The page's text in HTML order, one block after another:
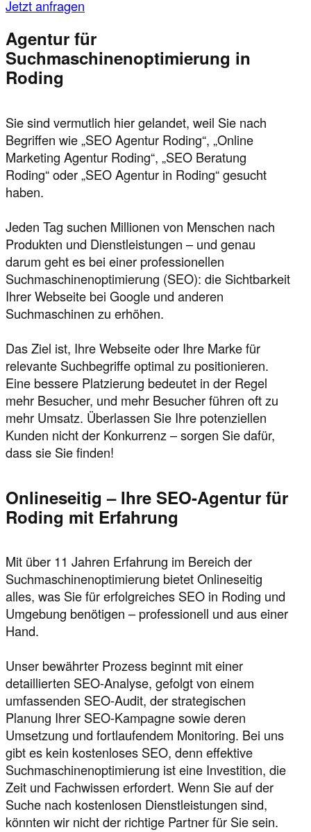
Jetzt anfragen
Agentur für
Suchmaschinenoptimierung in
Roding
Sie sind vermutlich hier gelandet, weil Sie nach
Begriffen wie „SEO Agentur Roding“, „Online
Marketing Agentur Roding“, „SEO Beratung
Roding“ oder „SEO Agentur in Roding“ gesucht
haben.
Jeden Tag suchen Millionen von Menschen nach
Produkten und Dienstleistungen – und genau
darum geht es bei einer professionellen
Suchmaschinenoptimierung (SEO): die Sichtbarkeit
Ihrer Webseite bei Google und anderen
Suchmaschinen zu erhöhen.
Das Ziel ist, Ihre Webseite oder Ihre Marke für
relevante Suchbegriffe optimal zu positionieren.
Eine bessere Platzierung bedeutet in der Regel
mehr Besucher, und mehr Besucher führen oft zu
mehr Umsatz. Überlassen Sie Ihre potenziellen
Kunden nicht der Konkurrenz – sorgen Sie dafür,
dass sie Sie finden!
Onlineseitig – Ihre SEO-Agentur für
Roding mit Erfahrung
Mit über 11 Jahren Erfahrung im Bereich der
Suchmaschinenoptimierung bietet Onlineseitig
alles, was Sie für erfolgreiches SEO in Roding und
Umgebung benötigen – professionell und aus einer
Hand.
Unser bewährter Prozess beginnt mit einer
detaillierten SEO-Analyse, gefolgt von einem
umfassenden SEO-Audit, der strategischen
Planung Ihrer SEO-Kampagne sowie deren
Umsetzung und fortlaufendem Monitoring. Bei uns
gibt es kein kostenloses SEO, denn effektive
Suchmaschinenoptimierung ist eine Investition, die
Zeit und Fachwissen erfordert. Wenn Sie auf der
Suche nach kostenlosen Dienstleistungen sind,
könnten wir nicht der richtige Partner für Sie sein.